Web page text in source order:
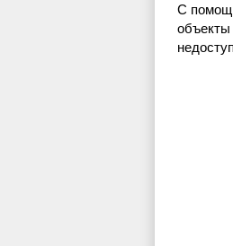
С
объекты